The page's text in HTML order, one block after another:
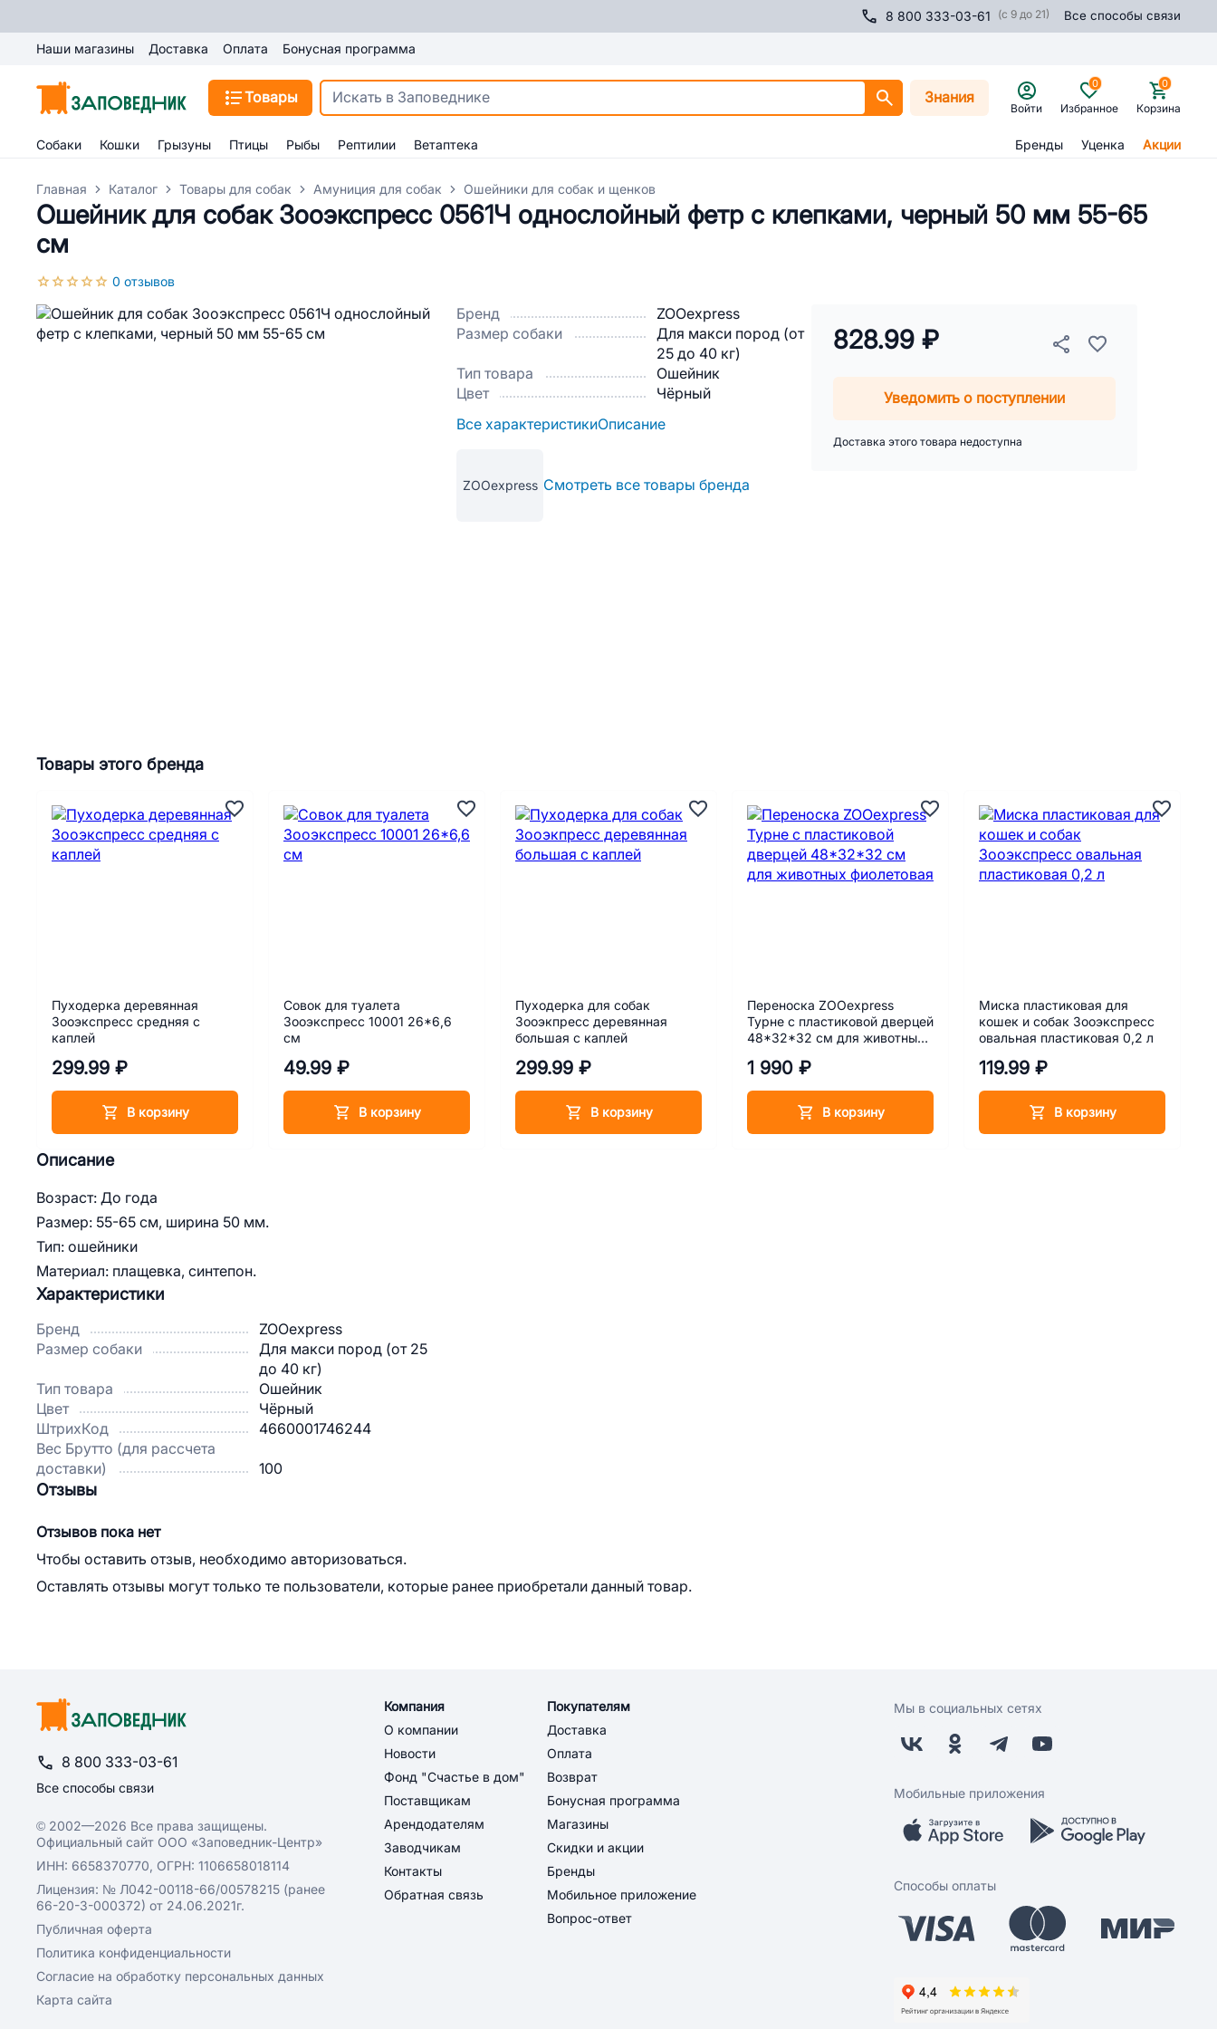
8 800 333-03-61 (с 9 до 21) Все способы связи
Наши магазины Доставка Оплата Бонусная программа
Товары Знания
Войти Избранное
0
Корзина
0
Собаки Кошки Грызуны Птицы Рыбы Рептилии Ветаптека Бренды Уценка Акции
Главная Каталог Товары для собак Амуниция для собак Ошейники для собак и щенков
Ошейник для собак Зооэкспресс 0561Ч однослойный фетр с клепками, черный 50 мм 55-65
см
0 отзывов
Бренд
ZOOexpress
Размер собаки
Для макси пород (от
25 до 40 кг)
Тип товара
Ошейник
Цвет
Чёрный
Все характеристикиОписание
ZOOexpress Смотреть все товары бренда
828.99 ₽
Уведомить о поступлении
Доставка этого товара недоступна
Описание
Возраст: До года
Размер: 55-65 см, ширина 50 мм.
Тип: ошейники
Материал: плащевка, синтепон.
Товары этого бренда
Пуходерка деревянная
Зооэкспресс средняя с
каплей
299.99 ₽
В корзину
Совок для туалета
Зооэкспресс 10001 26*6,6
см
49.99 ₽
В корзину
Пуходерка для собак
Зооэкпресс деревянная
большая с каплей
299.99 ₽
В корзину
Переноска ZOOexpress
Турне с пластиковой дверцей
48*32*32 см для животных
1 990 ₽
В корзину
Миска пластиковая для
кошек и собак Зооэкспресс
овальная пластиковая 0,2 л
119.99 ₽
В корзину
Характеристики
Бренд
ZOOexpress
Размер собаки
Для макси пород (от 25
до 40 кг)
Тип товара
Ошейник
Цвет
Чёрный
ШтрихКод
4660001746244
Вес Брутто (для рассчета
доставки)
100
Отзывы
Отзывов пока нет
Чтобы оставить отзыв, необходимо авторизоваться.
Оставлять отзывы могут только те пользователи, которые ранее приобретали данный товар.
8 800 333-03-61
Все способы связи
© 2002—2026 Все права защищены.
Официальный сайт ООО «Заповедник-Центр»
ИНН: 6658370770, ОГРН: 1106658018114
Лицензия: № Л042-00118-66/00578215 (ранее
66-20-3-000372) от 24.06.2021г.
Публичная оферта
Политика конфиденциальности
Согласие на обработку персональных данных
Карта сайта
Компания
О компании
Новости
Фонд "Счастье в дом"
Поставщикам
Арендодателям
Заводчикам
Контакты
Обратная связь
Покупателям
Доставка
Оплата
Возврат
Бонусная программа
Магазины
Скидки и акции
Бренды
Мобильное приложение
Вопрос-ответ
Мы в социальных сетях
Мобильные приложения
Способы оплаты